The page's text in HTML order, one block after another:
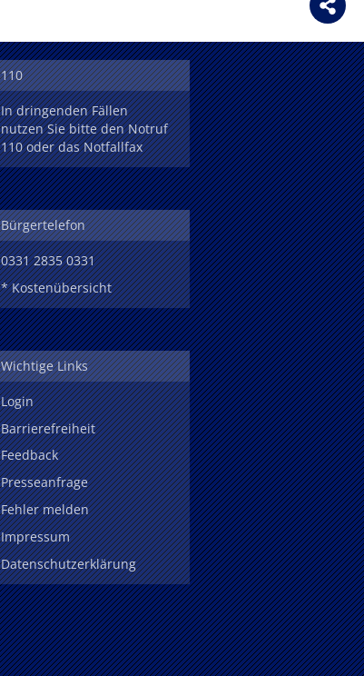
110
In dringenden Fällen
nutzen Sie bitte den Notruf
110 oder das Notfallfax
Bürgertelefon
0331 2835 0331
* Kostenübersicht
Wichtige Links
Login
Barrierefreiheit
Feedback
Presseanfrage
Fehler melden
Impressum
Datenschutzerklärung